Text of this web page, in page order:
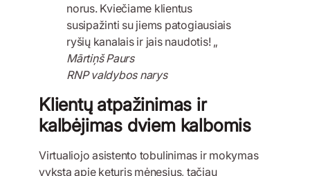
norus. Kviečiame klientus
susipažinti su jiems patogiausiais
ryšių kanalais ir jais naudotis! „
Mārtiņš Paurs
RNP valdybos narys
Klientų atpažinimas ir
kalbėjimas dviem kalbomis
Virtualiojo asistento tobulinimas ir mokymas
vyksta apie keturis mėnesius, tačiau